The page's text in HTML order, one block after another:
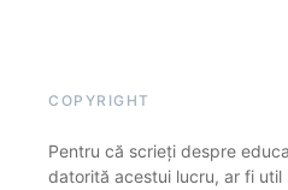
COPYRIGHT
Pentru că scrieți despre
datorită acestui lucru, ar fi